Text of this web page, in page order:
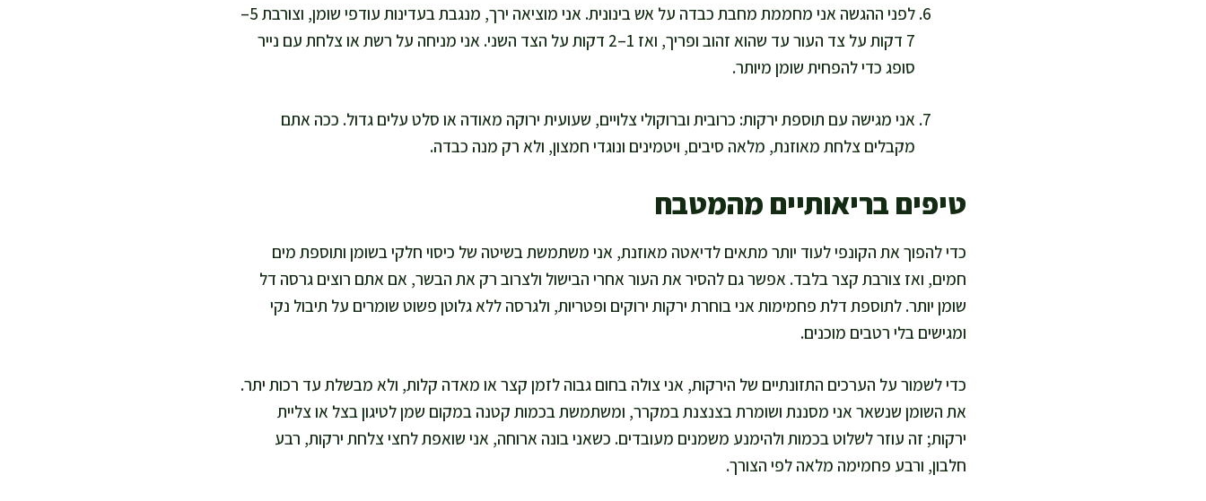
לפני ההגשה אני מחממת מחבת כבדה על אש בינונית. אני מוציאה ירך, מנגבת בעדינות עודפי שומן, וצורבת 5–
7 דקות על צד העור עד שהוא זהוב ופריך, ואז 1–2 דקות על הצד השני. אני מניחה על רשת או צלחת עם נייר
סופג כדי להפחית שומן מיותר.
אני מגישה עם תוספת ירקות: כרובית וברוקולי צלויים, שעועית ירוקה מאודה או סלט עלים גדול. ככה אתם
מקבלים צלחת מאוזנת, מלאה סיבים, ויטמינים ונוגדי חמצון, ולא רק מנה כבדה.
טיפים בריאותיים מהמטבח
כדי להפוך את הקונפי לעוד יותר מתאים לדיאטה מאוזנת, אני משתמשת בשיטה של כיסוי חלקי בשומן ותוספת מים
חמים, ואז צורבת קצר בלבד. אפשר גם להסיר את העור אחרי הבישול ולצרוב רק את הבשר, אם אתם רוצים גרסה דל
שומן יותר. לתוספת דלת פחמימות אני בוחרת ירקות ירוקים ופטריות, ולגרסה ללא גלוטן פשוט שומרים על תיבול נקי
ומגישים בלי רטבים מוכנים.
כדי לשמור על הערכים התזונתיים של הירקות, אני צולה בחום גבוה לזמן קצר או מאדה קלות, ולא מבשלת עד רכות יתר.
את השומן שנשאר אני מסננת ושומרת בצנצנת במקרר, ומשתמשת בכמות קטנה במקום שמן לטיגון בצל או צליית
ירקות; זה עוזר לשלוט בכמות ולהימנע משמנים מעובדים. כשאני בונה ארוחה, אני שואפת לחצי צלחת ירקות, רבע
חלבון, ורבע פחמימה מלאה לפי הצורך.